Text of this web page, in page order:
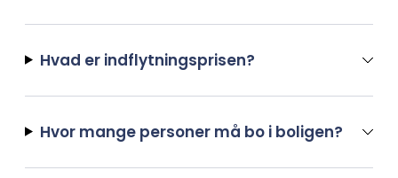
Hvad er indflytningsprisen?
Hvor mange personer må bo i boligen?